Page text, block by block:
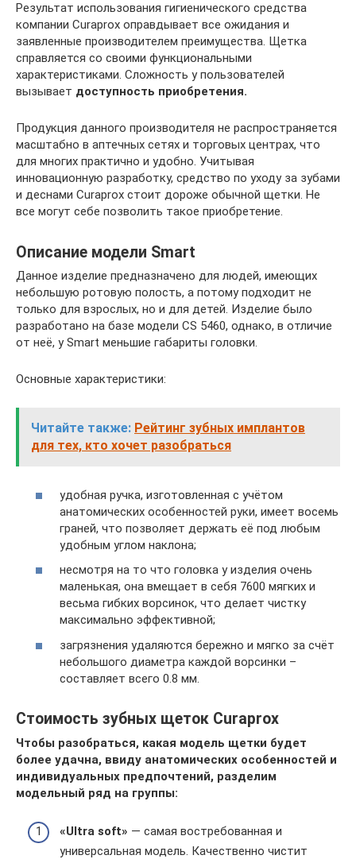
Результат использования гигиенического средства
компании Curaprox оправдывает все ожидания и
заявленные производителем преимущества. Щетка
справляется со своими функциональными
характеристиками. Сложность у пользователей
вызывает доступность приобретения.
Продукция данного производителя не распространяется
масштабно в аптечных сетях и торговых центрах, что
для многих практично и удобно. Учитывая
инновационную разработку, средство по уходу за зубами
и деснами Curaprox стоит дороже обычной щетки. Не
все могут себе позволить такое приобретение.
Описание модели Smart
Данное изделие предназначено для людей, имеющих
небольшую ротовую полость, а потому подходит не
только для взрослых, но и для детей. Изделие было
разработано на базе модели CS 5460, однако, в отличие
от неё, у Smart меньшие габариты головки.
Основные характеристики:
Читайте также: Рейтинг зубных имплантов
для тех, кто хочет разобраться
удобная ручка, изготовленная с учётом
анатомических особенностей руки, имеет восемь
граней, что позволяет держать её под любым
удобным углом наклона;
несмотря на то что головка у изделия очень
маленькая, она вмещает в себя 7600 мягких и
весьма гибких ворсинок, что делает чистку
максимально эффективной;
загрязнения удаляются бережно и мягко за счёт
небольшого диаметра каждой ворсинки –
составляет всего 0.8 мм.
Стоимость зубных щеток Curaprox
Чтобы разобраться, какая модель щетки будет
более удачна, ввиду анатомических особенностей и
индивидуальных предпочтений, разделим
модельный ряд на группы:
«Ultra soft» — самая востребованная и
универсальная модель. Качественно чистит